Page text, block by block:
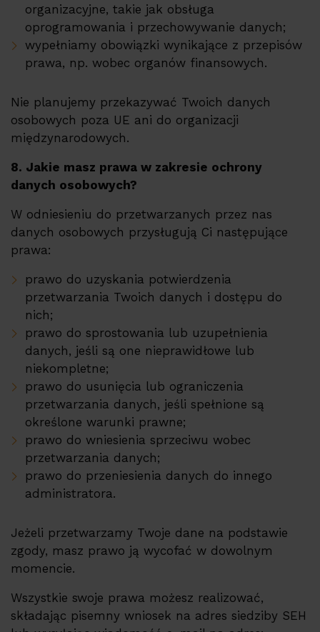
organizacyjne, takie jak obsługa
oprogramowania i przechowywanie danych;
wypełniamy obowiązki wynikające z przepisów
prawa, np. wobec organów finansowych.
Nie planujemy przekazywać Twoich danych
osobowych poza UE ani do organizacji
międzynarodowych.
8. Jakie masz prawa w zakresie ochrony
danych osobowych?
W odniesieniu do przetwarzanych przez nas
danych osobowych przysługują Ci następujące
prawa:
prawo do uzyskania potwierdzenia
przetwarzania Twoich danych i dostępu do
nich;
prawo do sprostowania lub uzupełnienia
danych, jeśli są one nieprawidłowe lub
niekompletne;
prawo do usunięcia lub ograniczenia
przetwarzania danych, jeśli spełnione są
określone warunki prawne;
prawo do wniesienia sprzeciwu wobec
przetwarzania danych;
prawo do przeniesienia danych do innego
administratora.
Jeżeli przetwarzamy Twoje dane na podstawie
zgody, masz prawo ją wycofać w dowolnym
momencie.
Wszystkie swoje prawa możesz realizować,
składając pisemny wniosek na adres siedziby SEH